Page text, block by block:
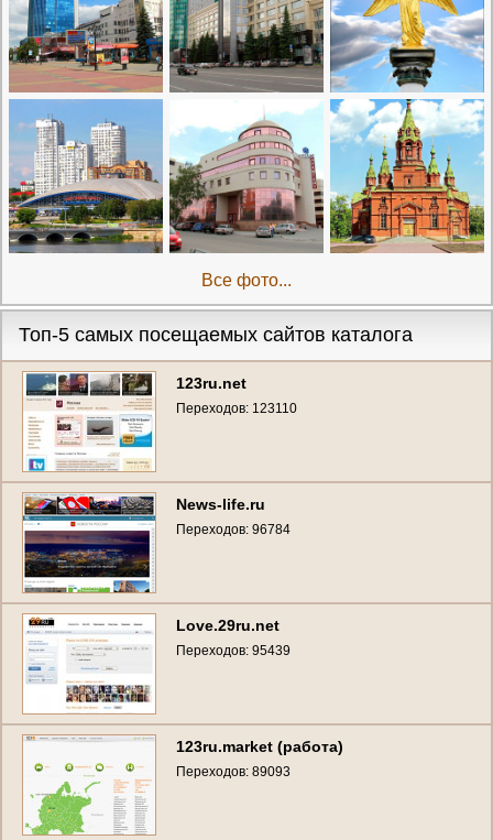
Все фото...
Топ-5 самых посещаемых сайтов каталога
123ru.net
Переходов: 123110
News-life.ru
Переходов: 96784
Love.29ru.net
Переходов: 95439
123ru.market (работа)
Переходов: 89093